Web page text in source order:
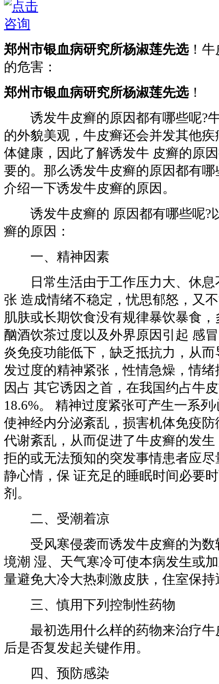
郑州市银血病研究所杨淑莲先选！牛
的危害：
郑州市银血病研究所杨淑莲先选！
诱发牛皮癣的原因都有哪些呢?
的外貌美观，牛皮癣还会并发其他
体健康，因此了解诱发牛 皮癣的原
要的。那么诱发牛皮癣的原因都有
介绍一下诱发牛皮癣的原因。
诱发牛皮癣的 原因都有哪些呢?
癣的原因：
一、精神因素
日常生活由于工作压力大、休息
张 造成情绪不稳定，忧思郁怒，又
肌肤或长期饮食没有规律暴饮暴食
酗酒饮茶过度以及外界原因引起 感
炎免疫功能低下，缺乏抵抗力，从
发过度的精神紧张，性情急燥，情
因占 其它诱因之首，在我国约占牛
18.6%。 精神过度紧张可产生一系
使神经内分泌紊乱，损害机体免疫
代谢紊乱，从而促进了牛皮癣的发
拒的或无法预知的突发事情患者应
静心情，保 证充足的睡眠时间必要
剂。
二、受潮着凉
受风寒侵袭而诱发牛皮癣的为数
境潮 湿、天气寒冷可使本病发生或
量避免大冷大热刺激皮肤，住室保
三、慎用下列控制性药物
最初选用什么样的药物来治疗牛
后是否复发起关键作用。
四、预防感染